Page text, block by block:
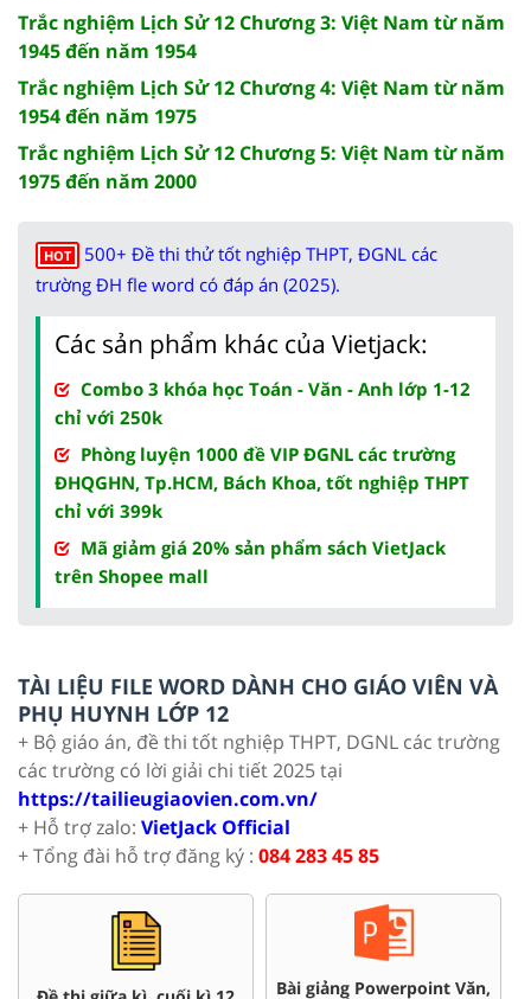
Trắc nghiệm Lịch Sử 12 Chương 3: Việt Nam từ năm
1945 đến năm 1954
Trắc nghiệm Lịch Sử 12 Chương 4: Việt Nam từ năm
1954 đến năm 1975
Trắc nghiệm Lịch Sử 12 Chương 5: Việt Nam từ năm
1975 đến năm 2000
HOT
500+ Đề thi thử tốt nghiệp THPT, ĐGNL các
trường ĐH fle word có đáp án (2025).
Các sản phẩm khác của Vietjack:
Combo 3 khóa học Toán - Văn - Anh lớp 1-12
chỉ với 250k
Phòng luyện 1000 đề VIP ĐGNL các trường
ĐHQGHN, Tp.HCM, Bách Khoa, tốt nghiệp THPT
chỉ với 399k
Mã giảm giá 20% sản phẩm sách VietJack
trên Shopee mall
TÀI LIỆU FILE WORD DÀNH CHO GIÁO VIÊN VÀ
PHỤ HUYNH LỚP 12
+ Bộ giáo án, đề thi tốt nghiệp THPT, DGNL các trường
các trường có lời giải chi tiết 2025 tại
https://tailieugiaovien.com.vn/
+ Hỗ trợ zalo: VietJack Official
+ Tổng đài hỗ trợ đăng ký : 084 283 45 85
Bài giảng Powerpoint Văn,